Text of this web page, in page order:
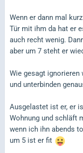
Wenn er dann mal
Tür mit ihm da hat er
auch recht wenig.
aber um 7 steht er
Wie gesagt ignorieren
und unterbinden
Ausgelastet ist er, er
Wohnung und schläft
wenn ich ihn abends
um 5 ist er fit